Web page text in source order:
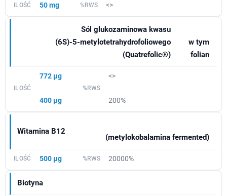
50 mg <>
Sól glukozaminowa kwasu
(6S)-5-metylotetrahydrofoliowego
(Quatrefolic®)
w tym
folian
772 µg
400 µg
<>
200%
Witamina B12
(metylokobalamina fermented)
500 µg 20000%
Biotyna